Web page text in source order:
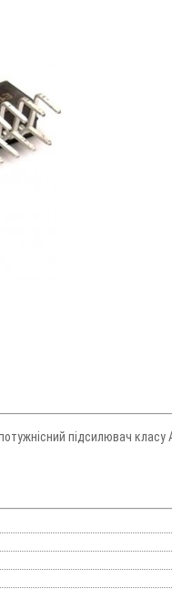
підсилювач класу